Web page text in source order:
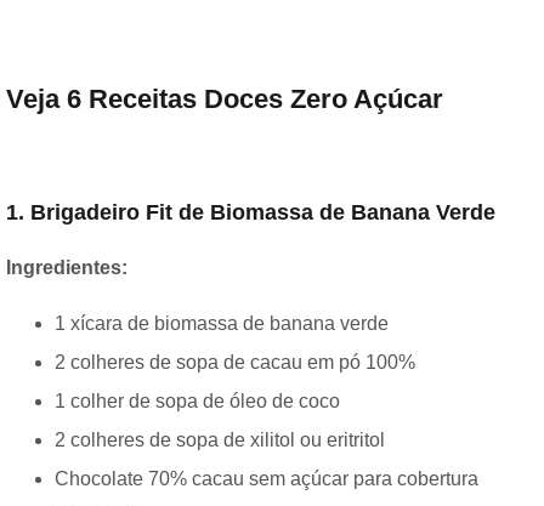
Veja 6 Receitas Doces Zero Açúcar
1. Brigadeiro Fit de Biomassa de Banana Verde
Ingredientes:
1 xícara de biomassa de banana verde
2 colheres de sopa de cacau em pó 100%
1 colher de sopa de óleo de coco
2 colheres de sopa de xilitol ou eritritol
Chocolate 70% cacau sem açúcar para cobertura